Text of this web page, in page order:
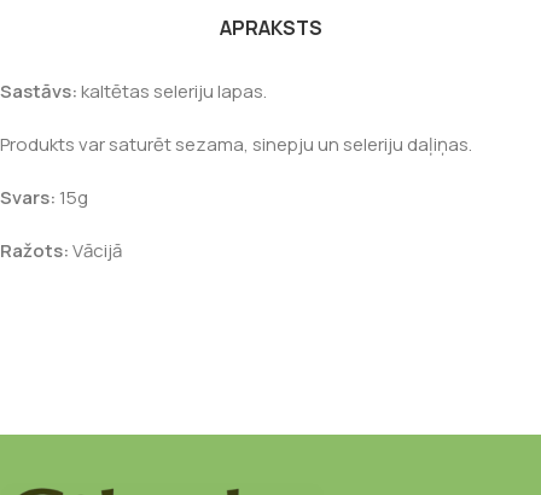
APRAKSTS
Sastāvs:kaltētas seleriju lapas.
Produkts var saturēt sezama, sinepju un seleriju daļiņas.
Svars: 15g
Ražots:Vācijā